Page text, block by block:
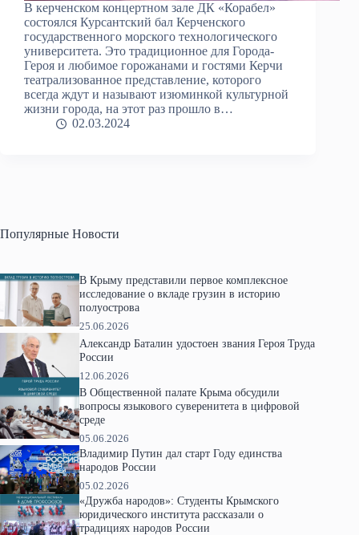
В керченском концертном зале ДК «Корабел»
состоялся Курсантский бал Керченского
государственного морского технологического
университета. Это традиционное для Города-
Героя и любимое горожанами и гостями Керчи
театрализованное представление, которого
всегда ждут и называют изюминкой культурной
жизни города, на этот раз прошло в…
02.03.2024
Популярные Новости
В Крыму представили первое комплексное
исследование о вкладе грузин в историю
полуострова
25.06.2026
Александр Баталин удостоен звания Героя Труда
России
12.06.2026
В Общественной палате Крыма обсудили
вопросы языкового суверенитета в цифровой
среде
05.06.2026
Владимир Путин дал старт Году единства
народов России
05.02.2026
«Дружба народов»: Студенты Крымского
юридического института рассказали о
традициях народов России